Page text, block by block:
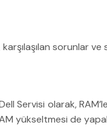
karşılaşılan sorunlar
Servisi olarak,
yükseltmesi de